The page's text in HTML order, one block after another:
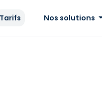
Tarifs Nos solutions